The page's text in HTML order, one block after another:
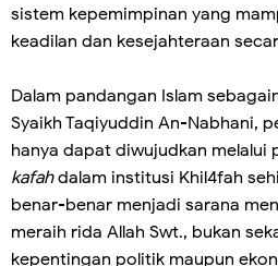
sistem kepemimpinan yang
keadilan dan kesejahteraan
Dalam pandangan Islam
Syaikh Taqiyuddin An-Nabhani,
hanya dapat diwujudkan melalui
kafahdalam institusi Khil4fah
benar-benar menjadi sarana
meraih rida Allah Swt., bukan
kepentingan politik maupun